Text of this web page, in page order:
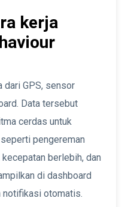
kerja
dari GPS, sensor
Data tersebut
cerdas untuk
pengereman
berlebih, dan
di dashboard
notifikasi otomatis.